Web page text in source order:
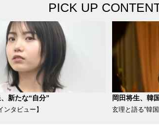
PICK UP
新たな“自分”
ンタビュー】
岡田将生、韓
玄理と語る“韓